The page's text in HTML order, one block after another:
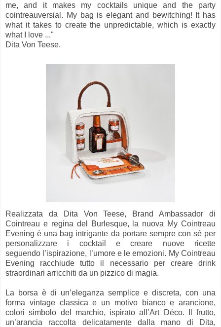
me, and it makes my cocktails unique and the party
cointreauversial. My bag is elegant and bewitching! It has
what it takes to create the unpredictable, which is exactly
what I love ..."
Dita Von Teese.
Realizzata da Dita Von Teese, Brand Ambassador di
Cointreau e regina del Burlesque, la nuova My Cointreau
Evening è una bag intrigante da portare sempre con sé per
personalizzare i cocktail e creare nuove ricette
seguendo l’ispirazione, l’umore e le emozioni. My Cointreau
Evening racchiude tutto il necessario per creare drink
straordinari arricchiti da un pizzico di magia.
La borsa è di un’eleganza semplice e discreta, con una
forma vintage classica e un motivo bianco e arancione,
colori simbolo del marchio, ispirato all’Art Déco. Il frutto,
un’arancia raccolta delicatamente dalla mano di Dita,